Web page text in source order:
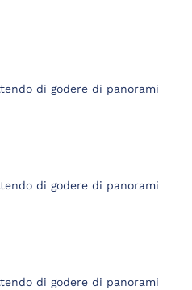
di godere di panorami
di godere di panorami
di godere di panorami